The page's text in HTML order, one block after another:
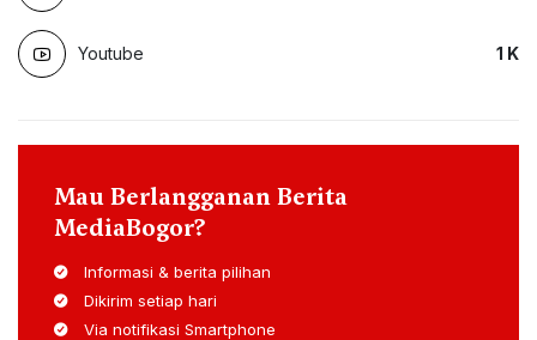
Youtube 1 K
Mau Berlangganan Berita
MediaBogor?
Informasi & berita pilihan
Dikirim setiap hari
Via notifikasi Smartphone